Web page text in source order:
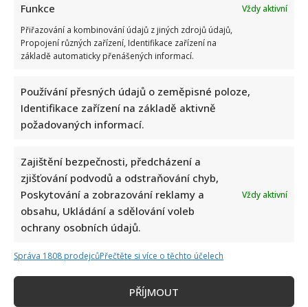
Funkce
Vždy aktivní
Přiřazování a kombinování údajů z jiných zdrojů údajů,
Propojení různých zařízení, Identifikace zařízení na
základě automaticky přenášených informací.
Používání přesných údajů o zeměpisné poloze,
Identifikace zařízení na základě aktivně
požadovaných informací.
Zajištění bezpečnosti, předcházení a
zjišťování podvodů a odstraňování chyb,
Poskytování a zobrazování reklamy a
obsahu, Ukládání a sdělování voleb
ochrany osobních údajů.
Vždy aktivní
Správa 1808 prodejcůPřečtěte si více o těchto účelech
PŘÍJMOUT